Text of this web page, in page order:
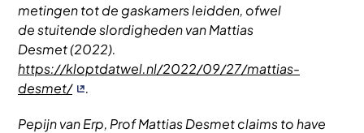
metingen tot de gaskamers leidden, ofwel
de stuitende slordigheden van Mattias
Desmet (2022).
https://kloptdatwel.nl/2022/09/27/mattias-
desmet/
.
Pepijn van Erp, Prof Mattias Desmet claims to have